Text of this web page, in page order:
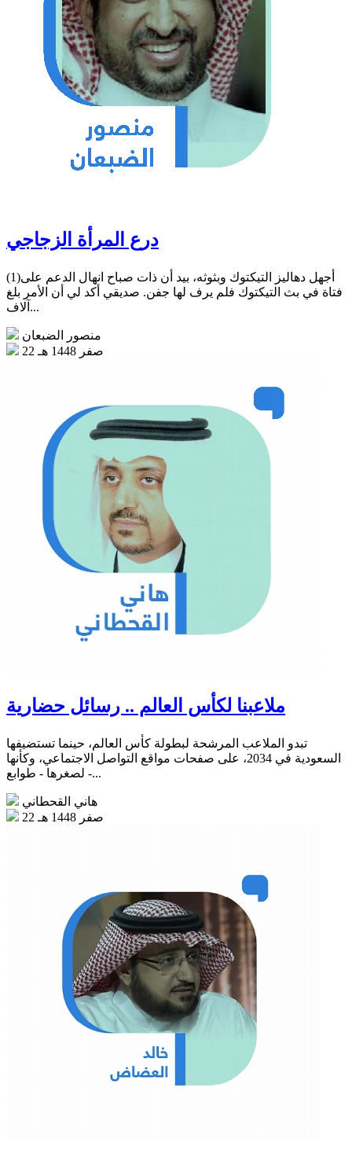
درع المرأة الزجاجي
(1)أجهل دهاليز التيكتوك وبثوثه، بيد أن ذات صباح انهال الدعم على
فتاة في بث التيكتوك فلم يرف لها جفن. صديقي أكد لي أن الأمر بلغ
آلاف...
منصور الضبعان
22 صفر 1448 هـ
ملاعبنا لكأس العالم .. رسائل حضارية
تبدو الملاعب المرشحة لبطولة كأس العالم، حينما تستضيفها
السعودية في 2034، على صفحات مواقع التواصل الاجتماعي، وكأنها
- لصغرها - طوابع...
هاني القحطاني
22 صفر 1448 هـ